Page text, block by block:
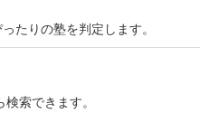
たりの塾を判定します。
索できます。